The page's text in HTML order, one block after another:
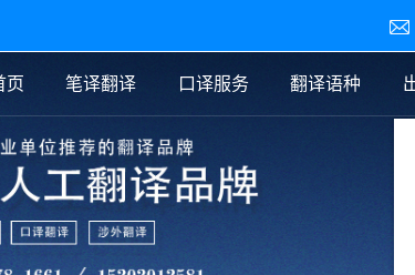

页 笔译翻译
译 法律翻译 说明书翻译
口译服务
传译 同声传译
翻译语种
老挝语翻译 泰语翻译
葡萄牙语翻译
翻译
翻译
证件翻译报价
签证翻译
口译新闻